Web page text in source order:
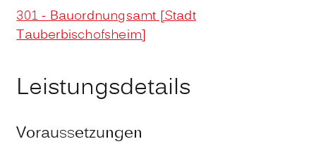
301 - Bauordnungsamt [Stadt
Tauberbischofsheim]
Leistungsdetails
Voraussetzungen